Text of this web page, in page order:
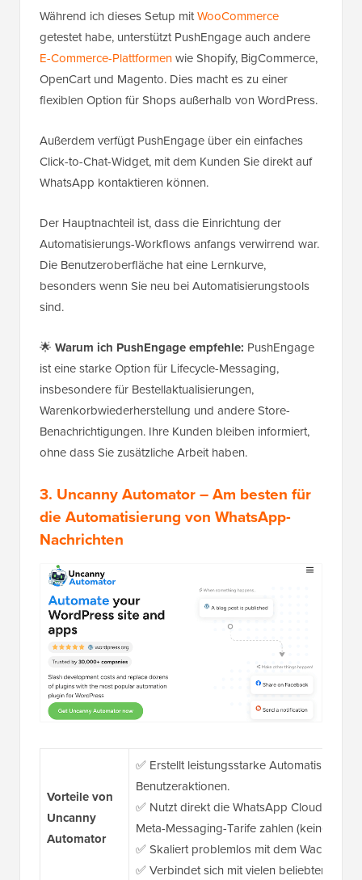
Während ich dieses Setup mitWooCommerce
getestet habe, unterstützt PushEngage auch andere
E-Commerce-Plattformenwie Shopify, BigCommerce,
OpenCart und Magento. Dies macht es zu einer
flexiblen Option für Shops außerhalb von WordPress.
Außerdem verfügt PushEngage über ein einfaches
Click-to-Chat-Widget, mit dem Kunden Sie direkt auf
WhatsApp kontaktieren können.
Der Hauptnachteil ist, dass die Einrichtung der
Automatisierungs-Workflows anfangs verwirrend war.
Die Benutzeroberfläche hat eine Lernkurve,
besonders wenn Sie neu bei Automatisierungstools
sind.
🌟 Warum ich PushEngage empfehle: PushEngage
ist eine starke Option für Lifecycle-Messaging,
insbesondere für Bestellaktualisierungen,
Warenkorbwiederherstellung und andere Store-
Benachrichtigungen. Ihre Kunden bleiben informiert,
ohne dass Sie zusätzliche Arbeit haben.
3. Uncanny Automator – Am besten für
die Automatisierung von WhatsApp-
Nachrichten
Vorteile von
Uncanny
Automator
✅ Erstellt leistungsstarke
Benutzeraktionen.
✅ Nutzt direkt die WhatsApp Cloud API,
Meta-Messaging-Tarife zahlen (keine
✅ Skaliert problemlos mit dem Wachstum
✅ Verbindet sich mit vielen beliebten